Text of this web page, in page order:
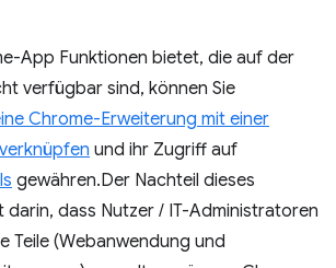
App Funktionen bietet, die auf der
verfügbar sind, können Sie
Chrome-Erweiterung mit einer
und ihr Zugriff auf
gewähren.Der Nachteil dieses
darin, dass Nutzer / IT-Administratoren
Teile (Webanwendung und